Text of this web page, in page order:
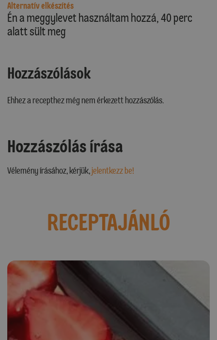
Alternatív elkészítés
Én a meggylevet használtam hozzá, 40 perc
alatt sült meg
Hozzászólások
Ehhez a recepthez még nem érkezett hozzászólás.
Hozzászólás írása
Vélemény írásához, kérjük,jelentkezz be!
RECEPTAJÁNLÓ